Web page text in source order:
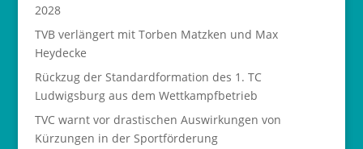
2028
TVB verlängert mit Torben Matzken und Max
Heydecke
Rückzug der Standardformation des 1. TC
Ludwigsburg aus dem Wettkampfbetrieb
TVC warnt vor drastischen Auswirkungen von
Kürzungen in der Sportförderung